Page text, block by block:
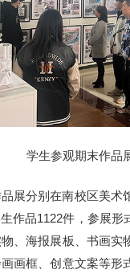
学生参观期末作品
展分别在南校区美术
作品1122件，参展形
、海报展板、书画实
画框、创意文案等形